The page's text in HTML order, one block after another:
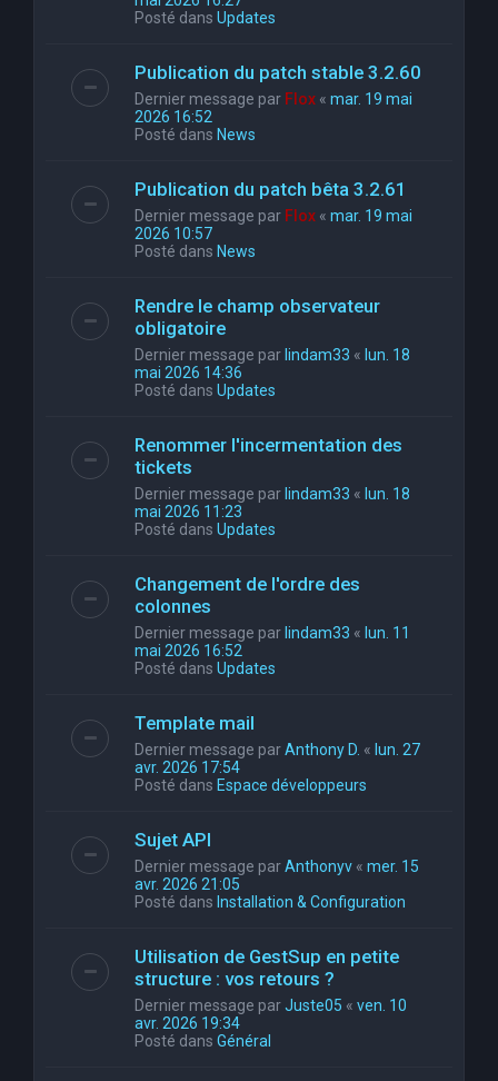
Posté dans Updates
Publication du patch stable 3.2.60
Dernier message par Flox « mar. 19 mai
2026 16:52
Posté dans News
Publication du patch bêta 3.2.61
Dernier message par Flox « mar. 19 mai
2026 10:57
Posté dans News
Rendre le champ observateur
obligatoire
Dernier message par lindam33 « lun. 18
mai 2026 14:36
Posté dans Updates
Renommer l'incermentation des
tickets
Dernier message par lindam33 « lun. 18
mai 2026 11:23
Posté dans Updates
Changement de l'ordre des
colonnes
Dernier message par lindam33 « lun. 11
mai 2026 16:52
Posté dans Updates
Template mail
Dernier message parAnthony D. « lun. 27
avr. 2026 17:54
Posté dans Espace développeurs
Sujet API
Dernier message parAnthonyv « mer. 15
avr. 2026 21:05
Posté dans Installation & Configuration
Utilisation de GestSup en petite
structure : vos retours ?
Dernier message parJuste05 « ven. 10
avr. 2026 19:34
Posté dans Général